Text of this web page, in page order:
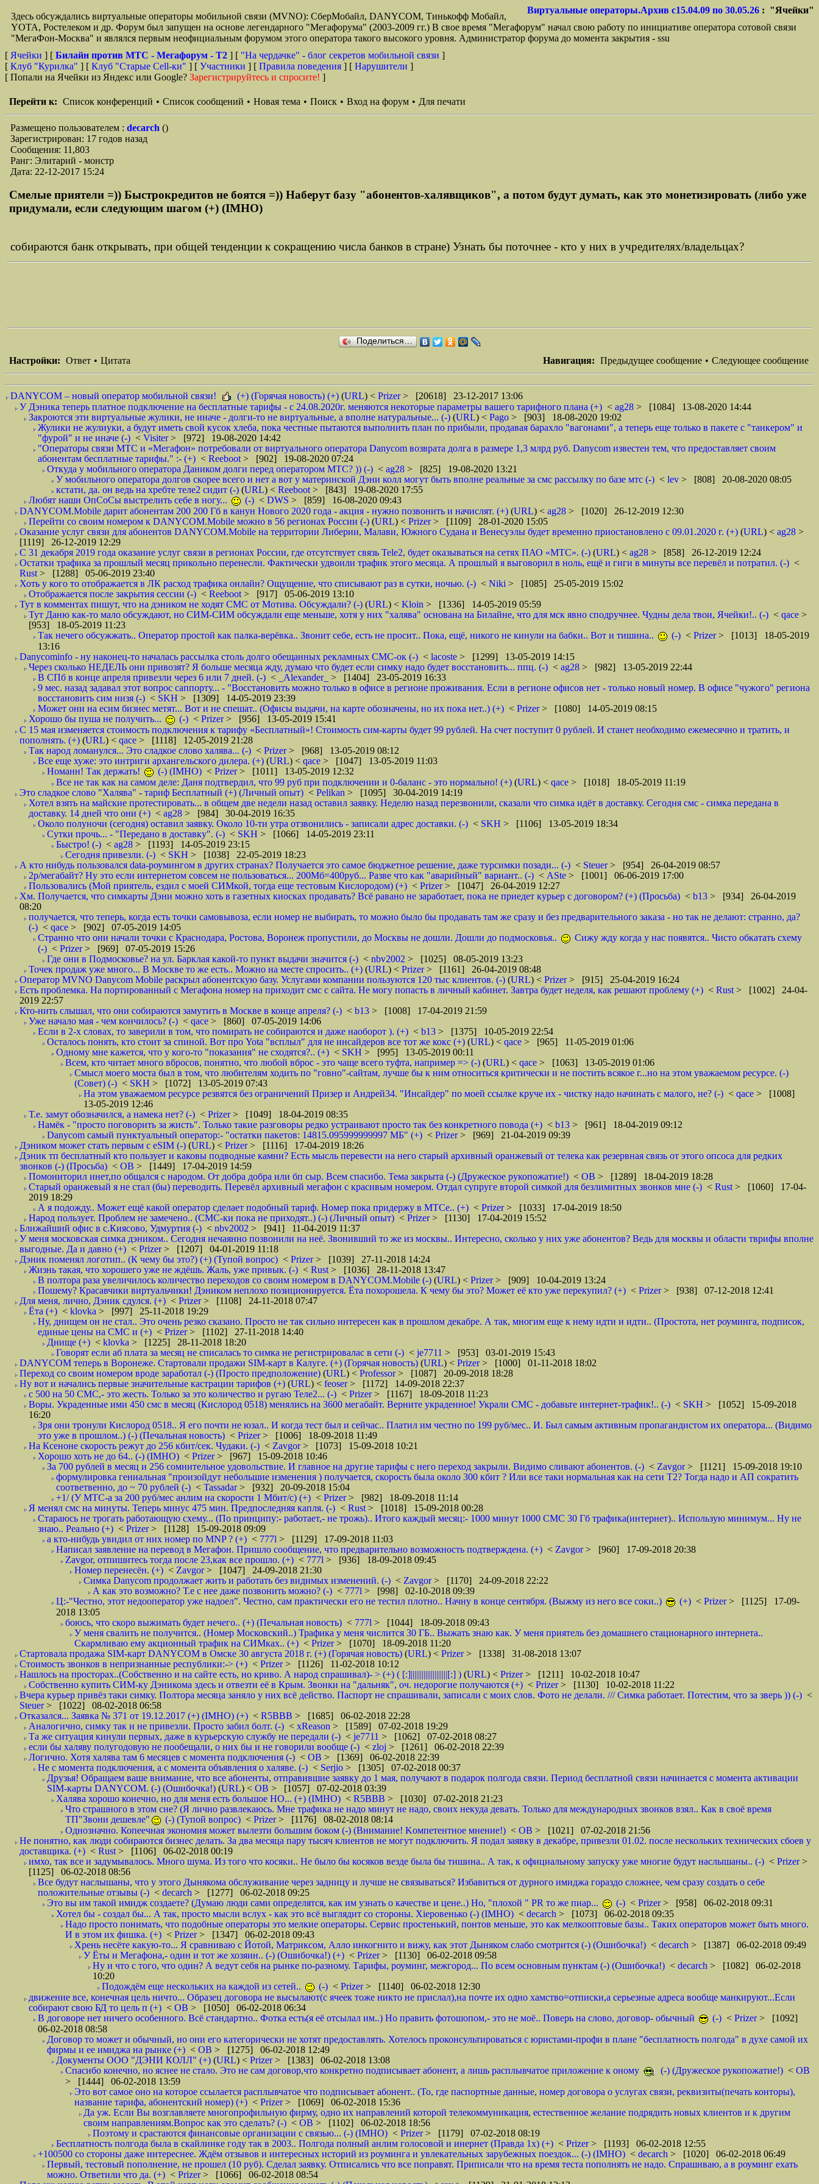
Виртуальные операторы.Архив с15.04.09 по 30.05.26 : "Ячейки"
Здесь обсуждались виртуальные операторы мобильной связи (MVNO): СберМобайл, DANYCOM, Тинькофф Мобайл,
YOTA, Ростелеком и др. Форум был запущен на основе легендарного "Мегафорума" (2003-2009 гг.) В свое время "Мегафорум" начал свою работу по инициативе оператора сотовой связи
"МегаФон-Москва" и являлся первым неофициальным форумом этого оператора такого высокого уровня. Администратор форума до момента закрытия - ssu
[ Ячейки ] [ Билайн против МТС - Мегафорум - T2 ] [ "На чердачке" - блог секретов мобильной связи ]
[ Клуб "Курилка" ] [ Клуб "Старые Сell-ки" ] [ Участники ] [ Правила поведения ] [ Нарушители ]
[ Попали на Ячейки из Яндекс или Google? Зарегистрируйтесь и спросите! ]
Перейти к: Список конференций • Список сообщений • Новая тема • Поиск • Вход на форум • Для печати
Размещено пользователем : decarch ()
Зарегистрирован: 17 годов назад
Сообщения: 11,803
Ранг: Элитарий - монстр
Дата: 22-12-2017 15:24
Смелые приятели =)) Быстрокредитов не боятся =)) Наберут базу "абонентов-халявщиков", а потом будут думать, как это монетизировать (либо уже
придумали, если следующим шагом (+) (IMHO)
собираются банк открывать, при общей тенденции к сокращению числа банков в стране) Узнать бы поточнее - кто у них в учредителях/владельцах?
Поделиться…
Навигация: Предыдущее сообщение • Следующее сообщение
Настройки: Ответ • Цитата
DANYCOM – новый оператор мобильной связи! (+) (Горячая новость) (+) (URL) < Prizer> [20618] 23-12-2017 13:06
У Дэника теперь платное подключение на бесплатные тарифы - с 24.08.2020г. меняются некоторые параметры вашего тарифного плана (+) < ag28 > [1084] 13-08-2020 14:44
Закроются эти виртуальные жулики, не иначе - долги-то не виртуальные, а вполне натуральные... (-) (URL) < Pago > [903] 18-08-2020 19:02
Жулики не жулиуки, а будут иметь свой кусок хлеба, пока честные пытаются выполнить план по прибыли, продавая барахло "вагонами", а теперь еще только в пакете с "танкером" и
"фурой" и не иначе (-) < Visiter> [972] 19-08-2020 14:42
"Операторы связи МТС и «Мегафон» потребовали от виртуального оператора Danycom возврата долга в размере 1,3 млрд руб. Danycom известен тем, что предоставляет своим
абонентам бесплатные тарифы." :- (+) < Reeboot > [902] 19-08-2020 07:24
Откуда у мобильного оператора Даником долги перед оператором МТС? )) (-) < ag28 > [825] 19-08-2020 13:21
У мобильного оператора долгов скорее всего и нет а вот у материнской Дэни колл могут быть вполне реальные за смс рассылку по базе мтс (-) < lev > [808] 20-08-2020 08:05
кстати, да. он ведь на хребте теле2 сидит (-) (URL) < Reeboot > [843] 19-08-2020 17:55
Любят наши ОпСоСы выстрелить себе в ногу...
(-) < DWS > [859] 16-08-2020 09:43
DANYCOM.Mobile дарит абонентам 200 200 Гб в канун Нового 2020 года - акция - нужно позвонить и начислят. (+) (URL) < ag28 > [1020] 26-12-2019 12:30
Перейти со своим номером к DANYCOM.Mobile можно в 56 регионах России (-) (URL) < Prizer> [1109] 28-01-2020 15:05
Оказание услуг связи для абонентов DANYCOM.Mobile на территории Либерии, Малави, Южного Судана и Венесуэлы будет временно приостановлено с 09.01.2020 г. (+) (URL) < ag28 >
[1119] 26-12-2019 12:29
С 31 декабря 2019 года оказание услуг связи в регионах России, где отсутствует связь Tele2, будет оказываться на сетях ПАО «МТС». (-) (URL) < ag28 > [858] 26-12-2019 12:24
Остатки трафика за прошлый месяц прикольно перенесли. Фактически удвоили трафик этого месяца. А прошлый я выговорил в ноль, ещё и гиги в минуты все перевёл и потратил. (-) <
Rust > [1288] 05-06-2019 23:40
Хоть у кого то отображается в ЛК расход трафика онлайн? Ощущение, что списывают раз в сутки, ночью. (-) < Niki > [1085] 25-05-2019 15:02
Отображается после закрытия сессии (-) < Reeboot > [917] 05-06-2019 13:10
Тут в комментах пишут, что на дэником не ходят СМС от Мотива. Обсуждали? (-) (URL) < Kloin > [1336] 14-05-2019 05:59
Тут Даню как-то мало обсуждают, но СИМ-СИМ обсуждали еще меньше, хотя у них "халява" основана на Билайне, что для мск явно сподручнее. Чудны дела твои, Ячейки!.. (-) < qace >
[953] 18-05-2019 11:23
Так нечего обсужжать.. Оператор простой как палка-верёвка.. Звонит себе, есть не просит.. Пока, ещё, никого не кинули на бабки.. Вот и тишина..
(-) < Prizer> [1013] 18-05-2019
13:16
Danycominfo - ну наконец-то началась рассылка столь долго обещанных рекламных СМС-ок (-) < lacoste > [1299] 13-05-2019 14:15
Через сколько НЕДЕЛЬ они привозят? Я больше месяца жду, думаю что будет если симку надо будет восстановить... ппц. (-) < ag28 > [982] 13-05-2019 22:44
В СПб в конце апреля привезли через 6 или 7 дней. (-) < _Alexander_ > [1404] 23-05-2019 16:33
9 мес. назад задавал этот вопрос саппорту... - "Восстановить можно только в офисе в регионе проживания. Если в регионе офисов нет - только новый номер. В офисе "чужого" региона
восстановить сим низя (-) < SKH > [1309] 14-05-2019 23:39
Может они на есим бизнес метят... Вот и не спешат.. (Офисы выдачи, на карте обозначены, но их пока нет..) (+) < Prizer> [1080] 14-05-2019 08:15
Хорошо бы пуша не получить...
(-) < Prizer> [956] 13-05-2019 15:41
С 15 мая изменяется стоимость подключения к тарифу «Бесплатный»! Стоимость сим-карты будет 99 рублей. На счет поступит 0 рублей. И станет необходимо ежемесячно и тратить, и
пополнять. (+) (URL) < qace > [1118] 12-05-2019 21:28
Так народ ломанулся... Это сладкое слово халява... (-) < Prizer> [968] 13-05-2019 08:12
Все еще хуже: это интриги архангельского дилера. (+) (URL) < qace > [1047] 13-05-2019 11:03
Номанн! Так держать!
(-) (IMHO) < Prizer> [1011] 13-05-2019 12:32
Все не так как на самом деле: Даня подтвердил, что 99 руб при подключении и 0-баланс - это нормально! (+) (URL) < qace > [1018] 18-05-2019 11:19
Это сладкое слово "Халява" - тариф Бесплатный (+) (Личный опыт) < Pelikan > [1095] 30-04-2019 14:19
Хотел взять на майские протестировать... в общем две недели назад оставил заявку. Неделю назад перезвонили, сказали что симка идёт в доставку. Сегодня смс - симка передана в
доставку. 14 дней что они (+) < ag28 > [984] 30-04-2019 16:35
Около полуночи (сегодня) оставил заявку. Около 10-ти утра отзвонились - записали адрес доставки. (-) < SKH > [1106] 13-05-2019 18:34
Сутки прочь... - "Передано в доставку". (-) < SKH > [1066] 14-05-2019 23:11
Быстро! (-) < ag28 > [1193] 14-05-2019 23:15
Сегодня привезли. (-) < SKH > [1038] 22-05-2019 18:23
А кто нибудь пользовался data-роумингом в других странах? Получается это самое бюджетное решение, даже турсимки позади... (-) < Steuer> [954] 26-04-2019 08:57
2р/мегабайт? Ну это если интернетом совсем не пользоваться... 200Мб=400руб... Разве что как "аварийный" вариант.. (-) < ASte > [1001] 06-06-2019 17:00
Пользовались (Мой приятель, ездил с моей СИМкой, тогда еще тестовым Кислородом) (+) < Prizer> [1047] 26-04-2019 12:27
Хм. Получается, что симкарты Дэни можно хоть в газетных киосках продавать? Всё равано не заработает, пока не приедет курьер с договором? (+) (Просьба) < b13 > [934] 26-04-2019
08:20
получается, что теперь, когда есть точки самовывоза, если номер не выбирать, то можно было бы продавать там же сразу и без предварительного заказа - но так не делают: странно, да?
(-) < qace > [902] 07-05-2019 14:05
Странно что они начали точки с Краснодара, Ростова, Воронеж пропустили, до Москвы не дошли. Дошли до подмосковья..
Сижу жду когда у нас появятся.. Чисто обкатать схему
(-) < Prizer> [969] 07-05-2019 15:26
Где они в Подмосковье? на ул. Барклая какой-то пункт выдачи значится (-) < nbv2002 > [1025] 08-05-2019 13:23
Точек продаж уже много... В Москве то же есть.. Можно на месте спросить.. (+) (URL) < Prizer> [1161] 26-04-2019 08:48
Оператор MVNO Danycom Mobile раскрыл абонентскую базу. Услугами компании пользуются 120 тыс клиентов. (-) (URL) < Prizer> [915] 25-04-2019 16:24
Есть проблемка. На портированный с Мегафона номер на приходит смс с сайта. Не могу попасть в личный кабинет. Завтра будет неделя, как решают проблему (+) < Rust > [1002] 24-04-
2019 22:57
Кто-нить слышал, что они собираются замутить в Москве в конце апреля? (-) < b13 > [1008] 17-04-2019 21:59
Уже начало мая - чем кончилось? (-) < qace > [860] 07-05-2019 14:06
Если в 2-х словах, то заверили в том, что помирать не собираются и даже наоборот ). (+) < b13 > [1375] 10-05-2019 22:54
Осталось понять, кто стоит за спиной. Вот про Yota "всплыл" для не инсайдеров все тот же кокс (+) (URL) < qace > [965] 11-05-2019 01:06
Одному мне кажется, что у кого-то "показания" не сходятся?.. (+) < SKH > [995] 13-05-2019 00:11
Всем, кто читает много вбросов, понятно, что любой вброс - это чаще всего туфта, например => (-) (URL) < qace > [1063] 13-05-2019 01:06
Смысл моего моста был в том, что любителям ходить по "говно"-сайтам, лучше бы к ним относиться критически и не постить всякое г...но на этом уважаемом ресурсе. (-)
(Совет) (-) < SKH > [1072] 13-05-2019 07:43
На этом уважаемом ресурсе резвятся без ограничений Призер и Андрей34. "Инсайдер" по моей ссылке круче их - чистку надо начинать с малого, не? (-) < qace > [1008]
13-05-2019 12:46
Т.е. замут обозначился, а намека нет? (-) < Prizer> [1049] 18-04-2019 08:35
Намёк - "просто поговорить за жисть". Только такие разговоры редко устраивают просто так без конкретного повода (+) < b13 > [961] 18-04-2019 09:12
Danycom самый пунктуальный оператор:- "остатки пакетов: 14815.095999999997 МБ" (+) < Prizer> [969] 21-04-2019 09:39
Дэником может стать первым с еSIM (-) (URL) < Prizer> [1116] 17-04-2019 18:26
Дэник тп бесплатный кто пользует и каковы подводные камни? Есть мысль перевести на него старый архивный оранжевый от телека как резервная связь от этого опсоса для редких
звонков (-) (Просьба) < ОВ > [1449] 17-04-2019 14:59
Помониторил инет,по общался с народом. От добра добра или бп сыр. Всем спасибо. Тема закрыта (-) (Дружеское рукопожатие!) < ОВ > [1289] 18-04-2019 18:28
Старый оранжевый я не стал (бы) переводить. Перевёл архивный мегафон с красивым номером. Отдал супруге второй симкой для безлимитных звонков мне (-) < Rust > [1060] 17-04-
2019 18:29
А я подожду.. Может ещё какой оператор сделает подобный тариф. Номер пока придержу в МТСе.. (+) < Prizer> [1033] 17-04-2019 18:50
Народ пользует. Проблем не замечено.. (СМС-ки пока не приходят..) (-) (Личный опыт) < Prizer> [1130] 17-04-2019 15:52
Ближайший офис в с.Киясово, Удмуртия (-) < nbv2002 > [941] 11-04-2019 11:37
У меня московская симка дэником.. Сегодня нечаянно позвонили на неё. Звонивший то же из москвы.. Интересно, сколько у них уже абонентов? Ведь для москвы и области тврифы вполне
выгодные. Да и давно (+) < Prizer> [1207] 04-01-2019 11:18
Дэник поменял логотип.. (К чему бы это?) (+) (Тупой вопрос) < Prizer> [1039] 27-11-2018 14:24
Жизнь такая, что хорошего уже не ждёшь. Жаль, уже привык. (-) < Rust > [1036] 28-11-2018 13:47
В полтора раза увеличилось количество переходов со своим номером в DANYCOM.Mobile (-) (URL) < Prizer> [909] 10-04-2019 13:24
Пошему? Красавчики виртуальчики! Дэником неплохо позиционируется. Ёта похорошела. К чему бы это? Может её кто уже перекупил? (+) < Prizer> [938] 07-12-2018 12:41
Для меня, лично, Дэник сдулся. (+) < Prizer> [1108] 24-11-2018 07:47
Ёта (+) < klovka > [997] 25-11-2018 19:29
Ну, днищем он не стал.. Это очень резко сказано. Просто не так сильно интересен как в прошлом декабре. А так, многим еще к нему идти и идти.. (Простота, нет роуминга, подписок,
единые цены на СМС и (+) < Prizer> [1102] 27-11-2018 14:40
Днище (+) < klovka > [1225] 28-11-2018 18:20
Говорят если аб плата за месяц не списалась то симка не регистрировалас в сети (-) < je7711 > [953] 03-01-2019 15:43
DANYCOM теперь в Воронеже. Стартовали продажи SIM-карт в Калуге. (+) (Горячая новость) (URL) < Prizer> [1000] 01-11-2018 18:02
Переход со своим номером вроде заработал (-) (Просто предположение) (URL) < Professor> [1087] 20-09-2018 18:28
Ну вот и начались первые значительные кастрации тарифов (+) (URL) < feoser> [1172] 14-09-2018 22:37
с 500 на 50 СМС,- это жесть. Только за это количество и ругаю Теле2... (-) < Prizer> [1167] 18-09-2018 11:23
Воры. Украденные ими 450 смс в месяц (Кислород 0518) менялись на 3600 мегабайт. Верните украденное! Украли СМС - добавьте интернет-трафик!.. (-) < SKH > [1052] 15-09-2018
16:20
Зря они тронули Кислород 0518.. Я его почти не юзал.. И когда тест был и сейчас.. Платил им честно по 199 руб/мес.. И. Был самым активным пропагандистом их оператора... (Видимо
это уже в прошлом..) (-) (Печальная новость) < Prizer> [1006] 18-09-2018 11:49
На Ксеноне скорость режут до 256 кбит/сек. Чудаки. (-) < Zavgor> [1073] 15-09-2018 10:21
Хорошо хоть не до 64.. (-) (IMHO) < Prizer> [967] 15-09-2018 10:46
За 700 рублей в месяц и 256 сомнительное удовольствие. И главное на другие тарифы с него переход закрыли. Видимо сливают абонентов. (-) < Zavgor> [1121] 15-09-2018 19:10
формулировка гениальная "произойдут небольшие изменения ) получается, скорость была около 300 кбит ? Или все таки нормальная как на сети Т2? Тогда надо и АП сократить
соответвенно, до ~ 70 рублей (-) < Tassadar> [932] 20-09-2018 15:04
+1/ (У МТС-а за 200 руб/мес анлим на скорости 1 Мбит/с) (+) < Prizer> [982] 18-09-2018 11:14
Я менял смс на минуты. Теперь минус 475 мин. Предпоследняя капля. (-) < Rust > [1018] 15-09-2018 00:28
Стараюсь не трогать работающую схему... (По принципу:- работает,- не трожь).. Итого каждый месяц:- 1000 минут 1000 СМС 30 Гб трафика(интернет).. Использую минимум... Ну не
знаю.. Реально (+) < Prizer> [1128] 15-09-2018 09:09
а кто-нибудь увидил от них номер по MNP ? (+) < 777l > [1129] 17-09-2018 11:03
Написал заявление на перевод в Мегафон. Пришло сообщение, что предварительно возможность подтверждена. (+) < Zavgor> [960] 17-09-2018 20:38
Zavgor, отпишитесь тогда после 23,как все прошло. (+) < 777l > [936] 18-09-2018 09:45
Номер перенесён. (+) < Zavgor> [1047] 24-09-2018 21:30
Симка Danycom продолжает жить и работать без видимых изменений. (-) < Zavgor> [1170] 24-09-2018 22:22
А как это возможно? Т.е с нее даже позвонить можно? (-) < 777l > [998] 02-10-2018 09:39
Ц:-"Честно, этот недооператор уже надоел". Честно, сам практически его не тестил плотно.. Начну в конце сентября. (Выжму из него все соки..)
(+) < Prizer> [1125] 17-09-
2018 13:05
боюсь, что скоро выжимать будет нечего.. (+) (Печальная новость) < 777l > [1044] 18-09-2018 09:43
У меня свалить не получится.. (Номер Московский..) Трафика у меня числится 30 ГБ.. Выжать знаю как. У меня приятель без домашнего стационарного интернета..
Скармливаю ему акционный трафик на СИМках.. (+) < Prizer> [1070] 18-09-2018 11:20
Стартовала продажа SIM-карт DANYCOM в Омске 30 августа 2018 г. (+) (Горячая новость) (URL) < Prizer> [1338] 31-08-2018 13:07
Стоимость звонков в непризнанные республики:-> (+) < Prizer> [1126] 11-02-2018 10:12
Нашлось на просторах..(Собственно и на сайте есть, но криво. А народ спрашивал)- > (+) ( [:]||||||||||||||||||||[:] ) (URL) < Prizer> [1211] 10-02-2018 10:47
Собственно купить СИМ-ку Дэникома здесь и отвезти её в Крым. Звонки на "дальняк", оч. недорогие получаются (+) < Prizer> [1130] 10-02-2018 11:22
Вчера курьер привёз таки симку. Полтора месяца заняло у них всё действо. Паспорт не спрашивали, записали с моих слов. Фото не делали. /// Симка работает. Потестим, что за зверь )) (-) <
Steuer> [1022] 08-02-2018 06:58
Отказался... Заявка № 371 от 19.12.2017 (+) (IMHO) (+) < R5BBB > [1685] 06-02-2018 22:28
Аналогично, симку так и не привезли. Просто забил болт. (-) < xReason > [1589] 07-02-2018 19:29
Та же ситуация кинули первых, даже в курьерскую службу не передали (-) < je7711 > [1062] 07-02-2018 08:27
если бы халяву полугодовую не пообещали, о них бы и не говорили вообще (-) < zloj > [1261] 06-02-2018 22:39
Логично. Хотя халява там 6 месяцев с момента подключения (-) < ОВ > [1369] 06-02-2018 22:39
Не с момента подключения, а с момента объявления о халяве. (-) < Serjio > [1305] 07-02-2018 00:37
Друзья! Обращаем ваше внимание, что все абоненты, отправившие заявку до 1 мая, получают в подарок полгода связи. Период бесплатной связи начинается с момента активации
SIM-карты DANYCOM. (-) (Ошибочка!) (URL) < ОВ > [1057] 07-02-2018 03:39
Халява хорошо конечно, но для меня есть большое НО... (+) (IMHO) < R5BBB > [1030] 07-02-2018 21:23
Что страшного в этом сне? (Я лично развлекаюсь. Мне трафика не надо минут не надо, своих некуда девать. Только для международных звонков взял.. Как в своё время
ТП"Звони дешевле"
(-) (Тупой вопрос) < Prizer> [1176] 08-02-2018 08:14
Однозначно. Копеечная экономия может вылезти большим боком (-) (Внимание! Kомпетентное мнение!) < ОВ > [1021] 07-02-2018 21:56
Не понятно, как люди собираются бизнес делать. За два месяца пару тысяч клиентов не могут подключить. Я подал заявку в декабре, привезли 01.02. после нескольких технических сбоев у
доставщика. (+) < Rust > [1106] 06-02-2018 00:19
имхо, так все и задумывалось. Много шума. Из того что косяки.. Не было бы косяков везде была бы тишина.. А так, к официальному запуску уже многие будут наслышаны.. (-) < Prizer>
[1125] 06-02-2018 08:56
Все будут наслышаны, что у этого Дынякома обслуживание через задницу и лучше не связываться? Избавиться от дурного имиджа гораздо сложнее, чем сразу создать о себе
положительные отзывы (-) < decarch > [1277] 06-02-2018 09:25
Это вы им такой имидж создаете? (Думаю люди сами определятся, как им узнать о качестве и цене..) Но, "плохой " PR то же пиар...
(-) < Prizer> [958] 06-02-2018 09:31
Хотел бы - создал бы... А так, просто мысли вслух - как это всё выглядит со стороны. Хieровенько (-) (IMHO) < decarch > [1073] 06-02-2018 09:35
Надо просто понимать, что подобные операторы это мелкие операторы. Сервис простенький, понтов меньше, это как мелкооптовые базы.. Таких операторов может быть много.
И в этом их фишка. (+) < Prizer> [1347] 06-02-2018 09:43
Хрень несёте какую-то... Я сравниваю с Йотой, Матриксом, Алло инкогнито и вижу, как этот Дыняком слабо смотрится (-) (Ошибочка!) < decarch > [1387] 06-02-2018 09:49
У Ёты и Мегафона,- один и тот же хозяин.. (-) (Ошибочка!) (+) < Prizer> [1130] 06-02-2018 09:58
Ну и что с того, что один? А ведут себя на рынке по-разному. Тарифы, роуминг, межгород... По всем основным пунктам (-) (Ошибочка!) < decarch > [1082] 06-02-2018
10:20
Подождём еще нескольких на каждой из сетей..
(-) < Prizer> [1140] 06-02-2018 12:30
движение все, конечная цель ничто... Образец договора не высылают(с ячеек тоже никто не прислал),на почте их одно хамство=отписки,а серьезные адреса вообще манкируют...Если
собирают свою БД то цель п (+) < ОВ > [1050] 06-02-2018 06:34
В договоре нет ничего особенного. Всё стандартно.. Фотка есть(я её отсылал им..) Но править фотошопом,- это не моё.. Поверь на слово, договор- обычный
(-) < Prizer> [1092]
06-02-2018 08:58
Договор то может и обычный, но они его категорически не хотят предоставлять. Хотелось проконсультироваться с юристами-профи в плане "бесплатность полгода" в духе самой их
фирмы и ее имиджа на рынке (+) < ОВ > [1275] 06-02-2018 12:49
Документы ООО "ДЭНИ КОЛЛ" (+) (URL) < Prizer> [1383] 06-02-2018 13:08
Спасибо конечно, но яснее не стало. Это не сам договор,что конкретно подписывает абонент, а лишь расплывчатое приложение к оному
(-) (Дружеское рукопожатие!) < ОВ
> [1444] 06-02-2018 13:59
Это вот самое оно на которое ссылается расплывчатое что подписывает абонент.. (То, где паспортные данные, номер договора о услугах связи, реквизиты(печать конторы),
название тарифа, абонентский номер) (+) < Prizer> [1069] 06-02-2018 15:36
Да уж. Если Вы возглавляете многопрофильную фирму, одно их направлений которой телекоммуникация, естественное желание подрядить новых клиентов и к другим
своим направлениям.Вопрос как это сделать? (-) < ОВ > [1102] 06-02-2018 18:56
Поэтому и срастаются финансовые организации с связью... (-) (IMHO) < Prizer> [1179] 07-02-2018 08:19
Бесплатность полгода была в скайлинке году так в 2003.. Полгода полный анлим голосовой и инернет (Правда 1х) (+) < Prizer> [1193] 06-02-2018 12:55
+100500 со стороны даже интереснее. Ждём отзывов и интересных историй из роуминга и увлекательных зарубежных поездок... (-) (IMHO) < decarch > [1020] 06-02-2018 06:49
Первый, тестовый пополнение, не прошел (10 руб). Сделал заявку. Отписались что все поправят. Приписали что на время теста пополнять не надо. Спрашиваю, а в роуминг ехать
можно. Ответили что да. (+) < Prizer> [1066] 06-02-2018 08:54